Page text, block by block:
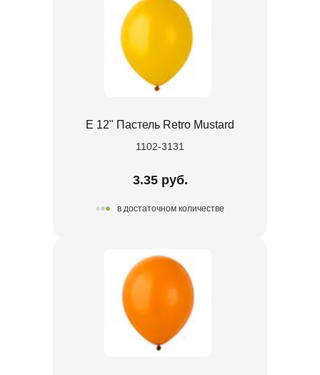
Е 12" Пастель Retro Mustard
1102-3131
3.35 руб.
в достаточном количестве